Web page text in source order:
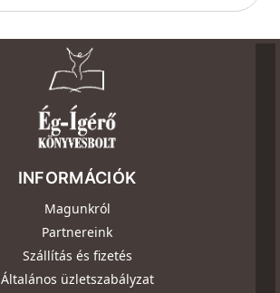
INFORMÁCIÓK
Magunkról
Partnereink
Szállítás és fizetés
Általános üzletszabályzat